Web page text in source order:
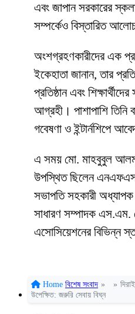
এবং জাপান সরকারের
সম্পর্কেও বিস্তারিত
অংশগ্রহণকারীদের এক
ইকেহাতা জানান, তার
প্রতিষ্ঠান এবং
আগ্রহী। পাশাপাশি তিনি
গবেষণা ও ইন্টার্নশিপে
এ সময় মো. মাহবুবুল আলম
উপস্থিত ছিলেন
সভাপতি সহকারী
সাধারণ সম্পাদক এস.এম.
এসোসিয়েশনের বিভিন্ন
Home বিশেষ সংবাদ » »
উপেক্ষিত: জরুরি সেবায় বিঘ্ন